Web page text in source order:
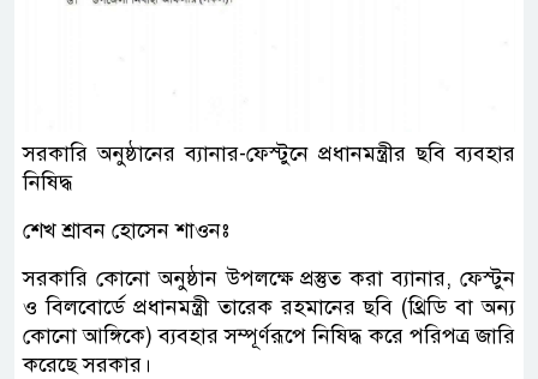
সরকারি অনুষ্ঠানের ব্যানার-ফেস্টুনে প্রধানমন্ত্রীর ছবি ব্যবহার
নিষিদ্ধ
শেখ শ্রাবন হোসেন শাওনঃ
সরকারি কোনো অনুষ্ঠান উপলক্ষে প্রস্তুত করা ব্যানার, ফেস্টুন
ও বিলবোর্ডে প্রধানমন্ত্রী তারেক রহমানের ছবি (থ্রিডি বা অন্য
কোনো আঙ্গিকে) ব্যবহার সম্পূর্ণরূপে নিষিদ্ধ করে পরিপত্র জারি
করেছে সরকার।